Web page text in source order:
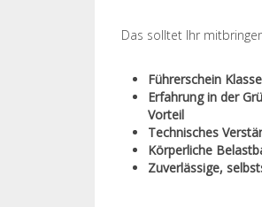
Das solltet Ihr
Führerschein
Erfahrung in der
Vorteil
Technisches
Körperliche
Zuverlässige,